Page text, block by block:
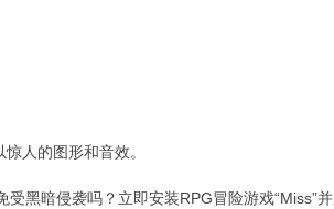
人的图形和音效。
黑暗侵袭吗？立即安装RPG冒险游戏“Miss”